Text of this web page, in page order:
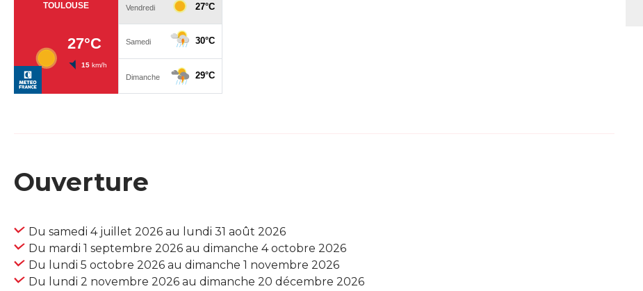
Ouverture
Du samedi 4 juillet 2026 au lundi 31 août 2026
Du mardi 1 septembre 2026 au dimanche 4 octobre 2026
Du lundi 5 octobre 2026 au dimanche 1 novembre 2026
Du lundi 2 novembre 2026 au dimanche 20 décembre 2026